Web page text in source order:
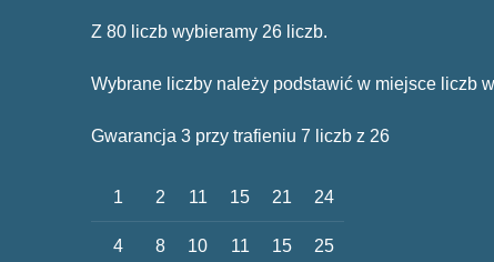
Z 80 liczb wybieramy 26 liczb.
Wybrane liczby należy podstawić w miejsce liczb
Gwarancja 3 przy trafieniu 7 liczb z 26
1 2 11 15 21 24
4 8 10 11 15 25